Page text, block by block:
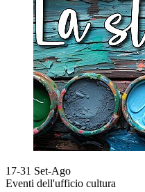
17-31 Set-Ago
Eventi dell'ufficio cultura